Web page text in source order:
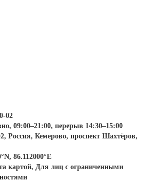
02
09:00–21:00, перерыв 14:30–15:00
Россия, Кемерово, проспект Шахтёров,
86.112000°E
картой, Для лиц с ограниченными